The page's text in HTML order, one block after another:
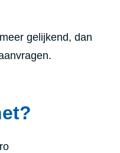
gelijkend, dan